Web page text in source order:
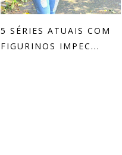
5 SÉRIES ATUAIS COM
FIGURINOS IMPEC...